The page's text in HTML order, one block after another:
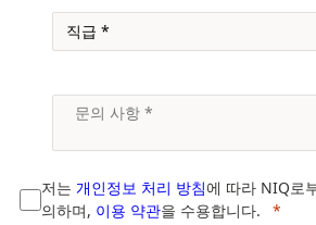
저는 개인정보 처리 방침에 따라 NIQ로
의하며, 이용 약관을 수용합니다.